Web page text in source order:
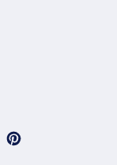
Pinterest